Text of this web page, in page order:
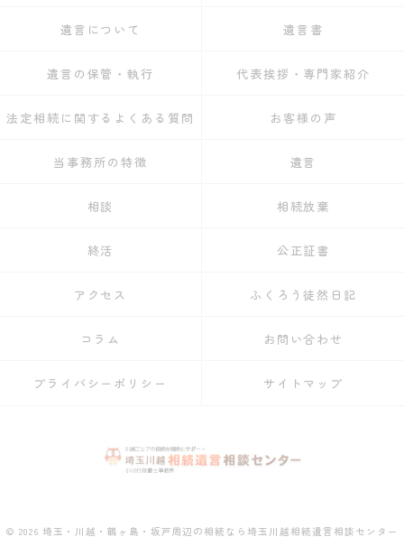
遺言について 遺言書
遺言の保管・執行 代表挨拶・専門家紹介
法定相続に関するよくある質問 お客様の声
当事務所の特徴 遺言
相談 相続放棄
終活 公正証書
アクセス ふくろう徒然日記
コラム お問い合わせ
プライバシーポリシー サイトマップ
© 2026 埼玉・川越・鶴ヶ島・坂戸周辺の相続なら埼玉川越相続遺言相談センター